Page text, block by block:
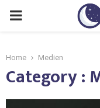
Home Medien
Category :